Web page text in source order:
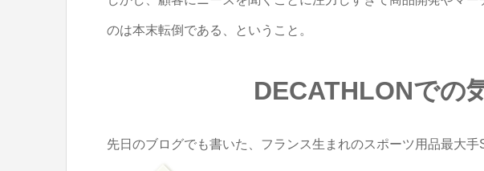
のは本末転倒である、ということ。
DECATHLONでの
先日のブログでも書いた、フランス生まれのスポーツ用品最大手